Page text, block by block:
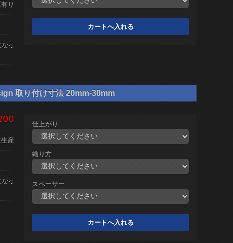
り
なっ
取り付け寸法 20mm-30mm
産
なっ
仕上がり
織り方
スペーサー